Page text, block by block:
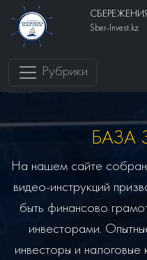
Sber-Invest.kz
Рубрики
БАЗА
На нашем сайте
видео-инструкций
быть финансово
инвесторами.
инвесторы и налоговые